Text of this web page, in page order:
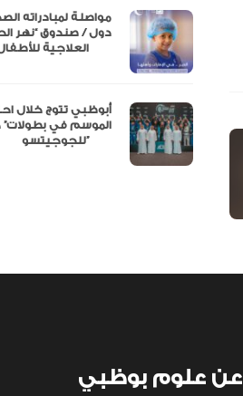
دول / صندوق “نهر
أبوظبي تتوج خلال
الموسم في بطولات”
للجوجيتسو”
عن علوم بوظبي